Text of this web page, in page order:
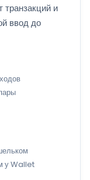
транзакций и
ввод до
у Wallet